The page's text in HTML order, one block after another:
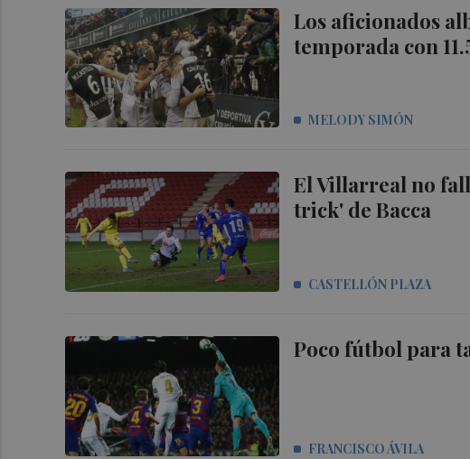
Los aficionados
temporada con
MELODY SIMÓN
El Villarreal no
trick' de Bacca
CASTELLÓN PLAZA
Poco fútbol para
FRANCISCO ÁVILA